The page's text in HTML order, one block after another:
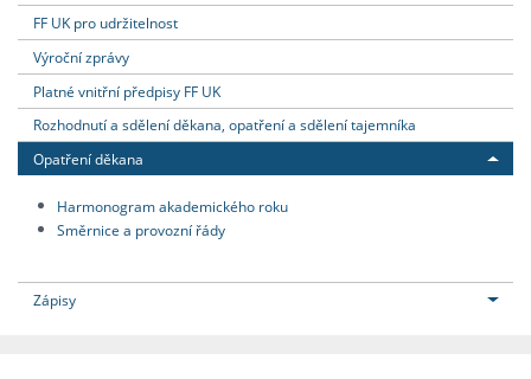
FF UK pro udržitelnost
Výroční zprávy
Platné vnitřní předpisy FF UK
Rozhodnutí a sdělení děkana, opatření a sdělení tajemníka
Opatření děkana
Harmonogram akademického roku
Směrnice a provozní řády
Zápisy